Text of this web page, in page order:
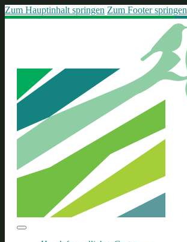
Zum Hauptinhalt springen Zum Footer springen